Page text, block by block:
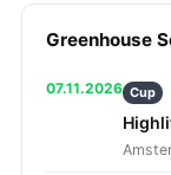
Greenhouse
07.11.2026 Cup